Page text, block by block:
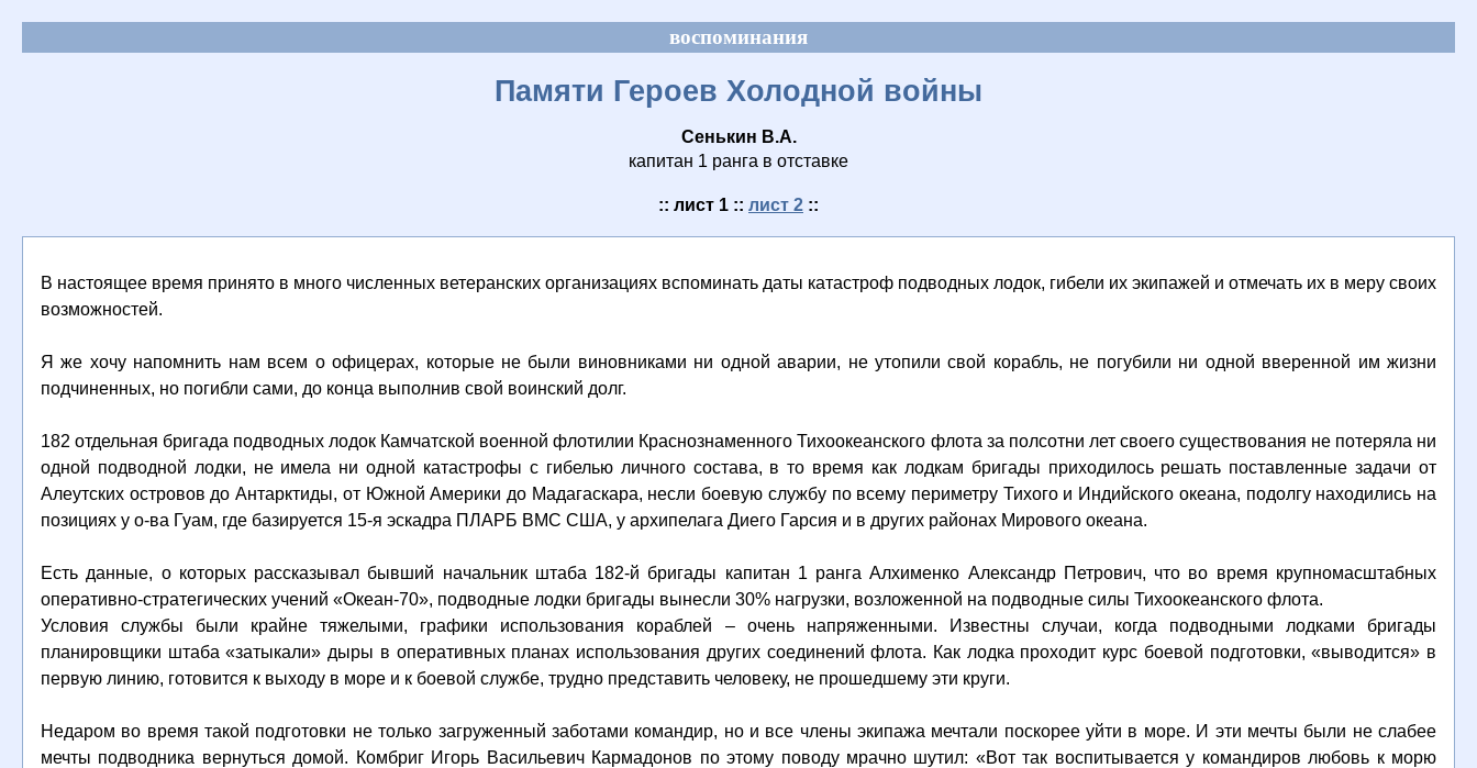
воспоминания
Памяти Героев Холодной войны
Сенькин В.А.
капитан 1 ранга в отставке
:: лист 1 :: лист 2 ::
В настоящее время принято в много численных ветеранских организациях вспоминать даты катастроф подводных лодок, гибели их экипажей и отмечать их в меру своих
возможностей.
Я же хочу напомнить нам всем о офицерах, которые не были виновниками ни одной аварии, не утопили свой корабль, не погубили ни одной вверенной им жизни
подчиненных, но погибли сами, до конца выполнив свой воинский долг.
182 отдельная бригада подводных лодок Камчатской военной флотилии Краснознаменного Тихоокеанского флота за полсотни лет своего существования не потеряла ни
одной подводной лодки, не имела ни одной катастрофы с гибелью личного состава, в то время как лодкам бригады приходилось решать поставленные задачи от
Алеутских островов до Антарктиды, от Южной Америки до Мадагаскара, несли боевую службу по всему периметру Тихого и Индийского океана, подолгу находились на
позициях у о-ва Гуам, где базируется 15-я эскадра ПЛАРБ ВМС США, у архипелага Диего Гарсия и в других районах Мирового океана.
Есть данные, о которых рассказывал бывший начальник штаба 182-й бригады капитан 1 ранга Алхименко Александр Петрович, что во время крупномасштабных
оперативно-стратегических учений «Океан-70», подводные лодки бригады вынесли 30% нагрузки, возложенной на подводные силы Тихоокеанского флота.
Условия службы были крайне тяжелыми, графики использования кораблей – очень напряженными. Известны случаи, когда подводными лодками бригады
планировщики штаба «затыкали» дыры в оперативных планах использования других соединений флота. Как лодка проходит курс боевой подготовки, «выводится» в
первую линию, готовится к выходу в море и к боевой службе, трудно представить человеку, не прошедшему эти круги.
Недаром во время такой подготовки не только загруженный заботами командир, но и все члены экипажа мечтали поскорее уйти в море. И эти мечты были не слабее
мечты подводника вернуться домой. Комбриг Игорь Васильевич Кармадонов по этому поводу мрачно шутил: «Вот так воспитывается у командиров любовь к морю